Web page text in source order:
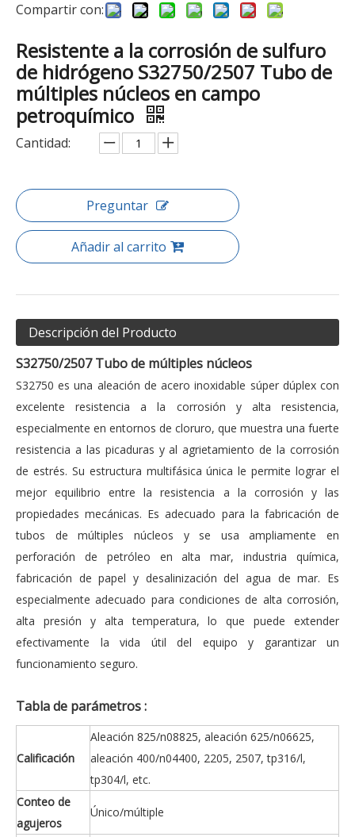
Compartir con:
Resistente a la corrosión de sulfuro
de hidrógeno S32750/2507 Tubo de
múltiples núcleos en campo
petroquímico
Cantidad:
Preguntar
Añadir al carrito
Descripción del Producto
S32750/2507Tubo de múltiples núcleos
S32750 es una aleación de acero inoxidable súper dúplex con
excelente resistencia a la corrosión y alta resistencia,
especialmente en entornos de cloruro, que muestra una fuerte
resistencia a las picaduras y al agrietamiento de la corrosión
de estrés. Su estructura multifásica única le permite lograr el
mejor equilibrio entre la resistencia a la corrosión y las
propiedades mecánicas. Es adecuado para la fabricación de
tubos de múltiples núcleos y se usa ampliamente en
perforación de petróleo en alta mar, industria química,
fabricación de papel y desalinización del agua de mar. Es
especialmente adecuado para condiciones de alta corrosión,
alta presión y alta temperatura, lo que puede extender
efectivamente la vida útil del equipo y garantizar un
funcionamiento seguro.
Tabla de parámetros:
Calificación
Aleación 825/n08825, aleación 625/n06625,
aleación 400/n04400, 2205, 2507, tp316/l,
tp304/l, etc.
Conteo de
agujeros
Único/múltiple